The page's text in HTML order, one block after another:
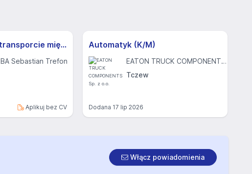
Kierowca C+E w transporcie międzynarodowym (M/K) - możliwa praca dorywcza
Sebastian Trefon
Aplikuj bez CV
Automatyk (K/M)
EATON TRUCK COMPONENTS Sp. z o.o.
Tczew
Dodana 17 lip 2026
Włącz powiadomienia